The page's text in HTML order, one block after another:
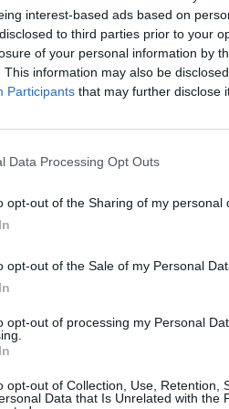
interest-based ads based on
to third parties prior to your
of your personal information by
This information may also be
Participants that may further disclose
Data Processing Opt Outs
opt-out of the Sharing of my personal
opt-out of the Sale of my Personal
opt-out of processing my Personal
opt-out of Collection, Use, Retention,
Data that Is Unrelated with the
të Qeverisë së Kosovës
kërkojmë që të mos ua
dialog, por, sipas tij,
vetëm do që ne të
e Perëndimit për veprimet e
Kosovë nga data 27
të Kosovës, Albin
dy herë, por pa bërë